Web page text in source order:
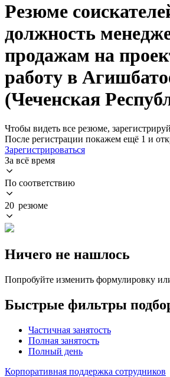
Резюме
должность
продажам на
работу в
(Чеченская
Чтобы видеть все резюме,
После регистрации покажем ещё 1 и
Зарегистрироваться
За всё время
По соответствию
20 резюме
Ничего не нашлось
Попробуйте изменить формулировку
Быстрые фильтры
Частичная занятость
Полная занятость
Полный день
Корпоративная поддержка сотрудников